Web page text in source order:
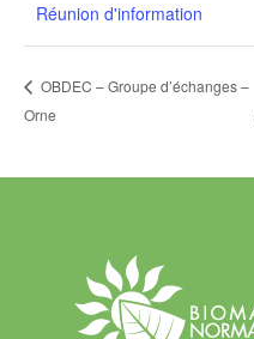
Réunion d'information
OBDEC – Groupe d’échanges –
Orne